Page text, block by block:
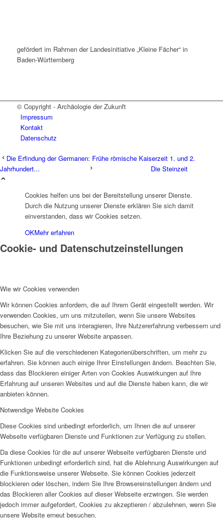
gefördert im Rahmen der Landesinitiative „Kleine Fächer“ in
Baden-Württemberg
© Copyright - Archäologie der Zukunft
Impressum
Kontakt
Datenschutz
Die Erfindung der Germanen: Frühe römische Kaiserzeit 1. und 2.
Jahrhundert...
Die Steinzeit
Cookies helfen uns bei der Bereitstellung unserer Dienste.
Durch die Nutzung unserer Dienste erklären Sie sich damit
einverstanden, dass wir Cookies setzen.
OKMehr erfahren
Cookie- und Datenschutzeinstellungen
Wie wir Cookies verwenden
Wir können Cookies anfordern, die auf Ihrem Gerät eingestellt werden. Wir
verwenden Cookies, um uns mitzuteilen, wenn Sie unsere Websites
besuchen, wie Sie mit uns interagieren, Ihre Nutzererfahrung verbessern und
Ihre Beziehung zu unserer Website anpassen.
Klicken Sie auf die verschiedenen Kategorienüberschriften, um mehr zu
erfahren. Sie können auch einige Ihrer Einstellungen ändern. Beachten Sie,
dass das Blockieren einiger Arten von Cookies Auswirkungen auf Ihre
Erfahrung auf unseren Websites und auf die Dienste haben kann, die wir
anbieten können.
Notwendige Website Cookies
Diese Cookies sind unbedingt erforderlich, um Ihnen die auf unserer
Webseite verfügbaren Dienste und Funktionen zur Verfügung zu stellen.
Da diese Cookies für die auf unserer Webseite verfügbaren Dienste und
Funktionen unbedingt erforderlich sind, hat die Ablehnung Auswirkungen auf
die Funktionsweise unserer Webseite. Sie können Cookies jederzeit
blockieren oder löschen, indem Sie Ihre Browsereinstellungen ändern und
das Blockieren aller Cookies auf dieser Webseite erzwingen. Sie werden
jedoch immer aufgefordert, Cookies zu akzeptieren / abzulehnen, wenn Sie
unsere Website erneut besuchen.